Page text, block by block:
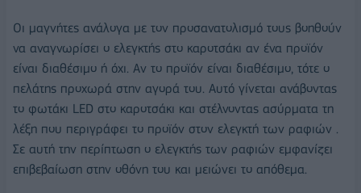
Οι μαγνήτες ανάλογα με τον προσανατολισμό τους βοηθούν
να αναγνωρίσει ο ελεγκτής στο καροτσάκι αν ένα προϊόν
είναι διαθέσιμο ή όχι. Αν το προϊόν είναι διαθέσιμο, τότε ο
πελάτης προχωρά στην αγορά του. Αυτό γίνεται ανάβοντας
το φωτάκι LED στο καροτσάκι και στέλνοντας ασύρματα τη
λέξη που περιγράφει το προϊόν στον ελεγκτή των ραφιών .
Σε αυτή την περίπτωση ο ελεγκτής των ραφιών εμφανίζει
επιβεβαίωση στην οθόνη του και μειώνει το απόθεμα.